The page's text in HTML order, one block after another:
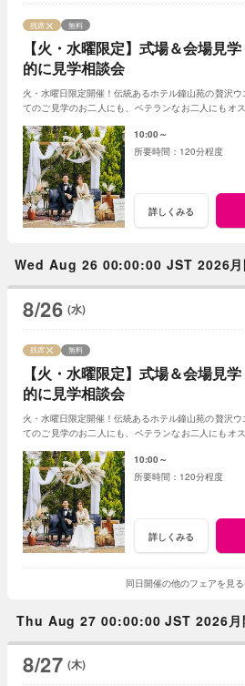
【火・水曜限定】式場＆会場見
的に見学相談会
残席 無料
火・水曜日限定開催！伝統あるホテル鐘山苑の贅沢
てのご見学のお二人にも、ベテランなお二人にもオ
10:00～
120分程度
詳しくみる
Wed Aug 26 00:00:00 JST 2026月
8/26 (水)
【火・水曜限定】式場＆会場見
的に見学相談会
残席 無料
火・水曜日限定開催！伝統あるホテル鐘山苑の贅沢
てのご見学のお二人にも、ベテランなお二人にもオ
10:00～
120分程度
詳しくみる
同日開催の他のフェアを見
Thu Aug 27 00:00:00 JST 2026月
8/27 (木)